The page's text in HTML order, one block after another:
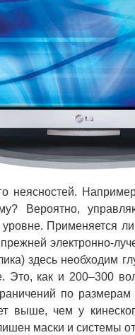
Вероятно,
Применяется
электронно-
здесь необходим
Это, как и 200–300
по
выше, чем у
маски и системы